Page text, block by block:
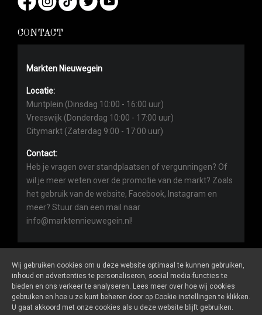
CONTACT
Markten Nieuwegein
Locatie:
Muntplein (Dinsdag 10:00 - 16:00 uur)
Vreeswijk (Donderdag 10:00 - 17:00 uur)
Citymarkt (Zaterdag 9:00 - 17:00 uur)
Contact:
Heb je vragen over standplaatsen of vergunningen? Of
wil je meer weten over de promotie van de markt? Zoals
het gebruik van de website, Facebook, Instagram en
meer? Stuur dan een mail naar
info@marktennieuwegein.nl!
Marktennieuwegein.nlis een website van De Markt Online
ALGEMENE VOORWAARDEN
Wij gebruiken cookies om u deze website optimaal te kunnen gebruiken,
inhoud en advertenties te personaliseren, social media-functies te
bieden en ons verkeer te analyseren. Lees meer over hoe wij cookies
gebruiken en hoe u ze kunt beheren door op Cookie instellingen te klikken.
U gaat akkoord met onze cookies als u deze website blijft gebruiken.